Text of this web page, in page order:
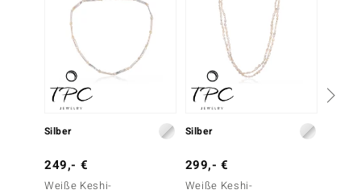
Collection
BY DE MELO
Silber
249,- €
Weiße Keshi-
Silber
299,- €
Weiße Keshi-